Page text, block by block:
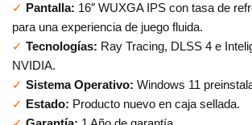
✓ Pantalla: 16″ WUXGA IPS con tasa de
para una experiencia de juego fluida.
✓ Tecnologías: Ray Tracing, DLSS 4 e
NVIDIA.
✓ Sistema Operativo: Windows 11
✓ Estado: Producto nuevo en caja sellada.